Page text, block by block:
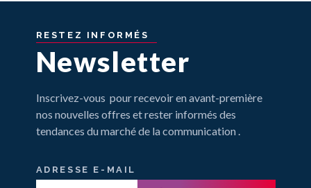
RESTEZ INFORMÉS
Newsletter
Inscrivez-vous pour recevoir en avant-première
nos nouvelles offres et rester informés des
tendances du marché de la communication .
ADRESSE E-MAIL